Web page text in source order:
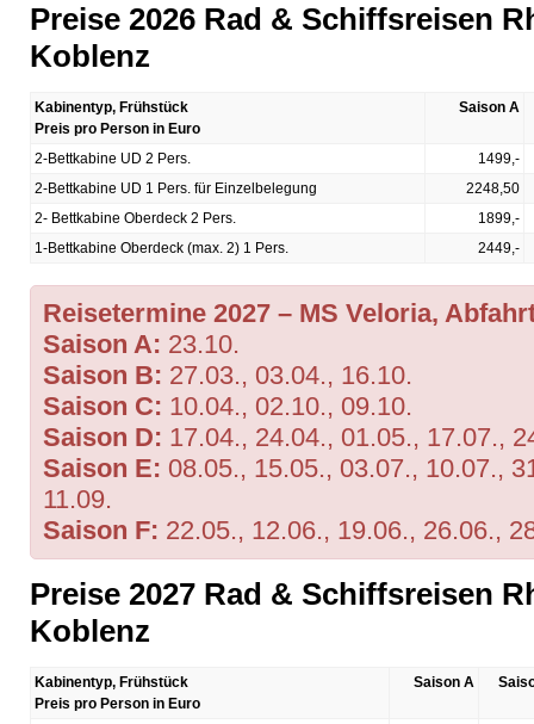
Preise 2026 Rad & Schiffsreisen
Koblenz
Kabinentyp, Frühstück
Preis pro Person in Euro
Saison A
2-Bettkabine UD 2 Pers.
1499,-
2-Bettkabine UD 1 Pers. für Einzelbelegung
2248,50
2- Bettkabine Oberdeck 2 Pers.
1899,-
1-Bettkabine Oberdeck (max. 2) 1 Pers.
2449,-
Reisetermine 2027 – MS Veloria,
Saison A: 23.10.
Saison B: 27.03., 03.04., 16.10.
Saison C: 10.04., 02.10., 09.10.
Saison D: 17.04., 24.04., 01.05., 17.07.,
Saison E: 08.05., 15.05., 03.07., 10.07.,
11.09.
Saison F: 22.05., 12.06., 19.06., 26.06.,
Preise 2027 Rad & Schiffsreisen
Koblenz
Kabinentyp, Frühstück
Preis pro Person in Euro
Saison A